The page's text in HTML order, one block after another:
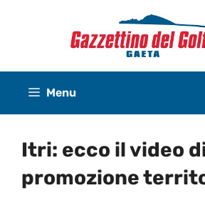
Menu
Itri: ecco il video
promozione